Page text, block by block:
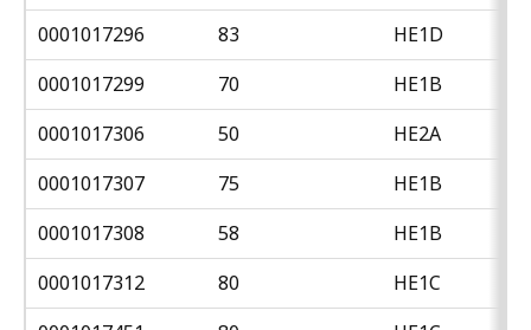
0001017296
83
HE1D
0001017299
70
HE1B
0001017306
50
HE2A
0001017307
75
HE1B
0001017308
58
HE1B
0001017312
80
HE1C